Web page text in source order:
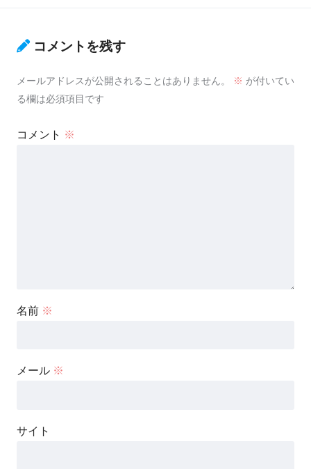
コメントを残す
メールアドレスが公開されることはありません。 ※ が付いてい
る欄は必須項目です
コメント ※
名前 ※
メール ※
サイト